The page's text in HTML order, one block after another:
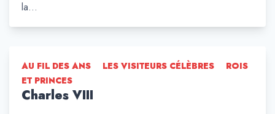
la…
AU FIL DES ANS LES VISITEURS CÉLÈBRES
ROIS
ET PRINCES
Charles VIII